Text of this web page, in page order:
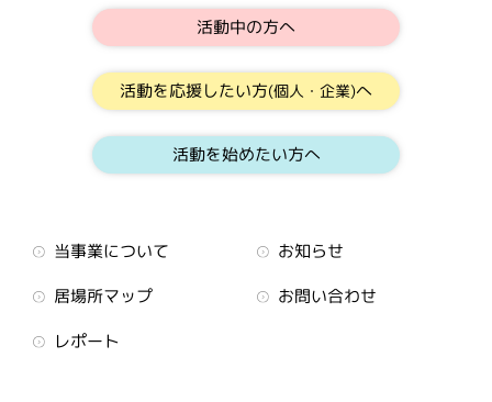
活動中の方へ
活動を応援したい方(個人・企業)へ
活動を始めたい方へ
当事業について
お知らせ
居場所マップ
お問い合わせ
レポート